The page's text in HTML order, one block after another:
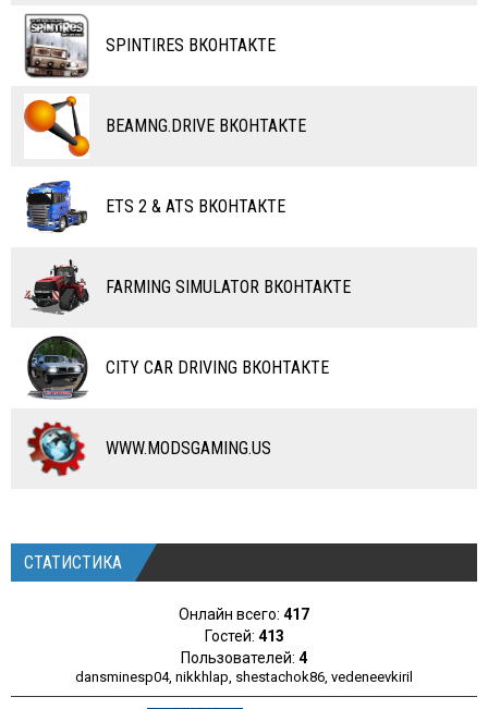
ТАНКИ
ПОЕЗДА
ВОДНЫЙ ТРАНСПОРТ
САМОЛЕТЫ
RC ТРАНСПОРТ
КАРТЫ
ЧИТЫ
ПРОГРАММЫ
РАЗНОЕ
КАРТЫ SPINTIRES ВКОНТАКТЕ
BEAMNG.DRIVE ВКОНТАКТЕ
ETS 2 & ATS ВКОНТАКТЕ
FARMING SIMULATOR ВКОНТАКТЕ
CITY CAR DRIVING ВКОНТАКТЕ
WWW.MODSGAMING.US
СТАТИСТИКА
Онлайн всего: 417
Гостей: 413
Пользователей: 4
dansminesp04, nikkhlap, shestachok86, vedeneevkiril